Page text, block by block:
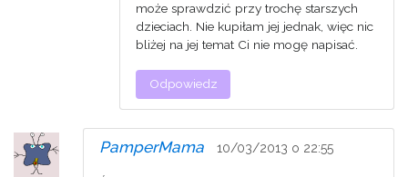
może sprawdzić przy trochę starszych
dzieciach. Nie kupiłam jej jednak, więc nic
bliżej na jej temat Ci nie mogę napisać.
Odpowiedz
PamperMama 10/03/2013 o 22:55